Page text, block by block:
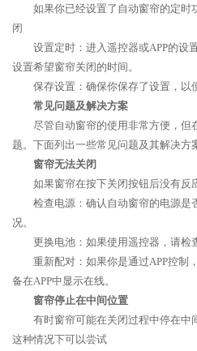
如果你已经设置了自动窗帘的定时
闭
设置定时：进入遥控器或APP的设
设置希望窗帘关闭的时间。
保存设置：确保你保存了设置，以
常见问题及解决方案
尽管自动窗帘的使用非常方便，但
题。下面列出一些常见问题及其解决方
窗帘无法关闭
如果窗帘在按下关闭按钮后没有反
检查电源：确认自动窗帘的电源是
况。
更换电池：如果使用遥控器，请检
重新配对：如果你是通过APP控制
备在APP中显示在线。
窗帘停止在中间位置
有时窗帘可能在关闭过程中停在中
这种情况下可以尝试